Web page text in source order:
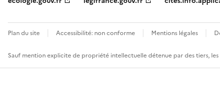
Plan du site Accessibilité: non conforme Mentions légales
Sauf mention explicite de propriété intellectuelle détenue par des tiers,